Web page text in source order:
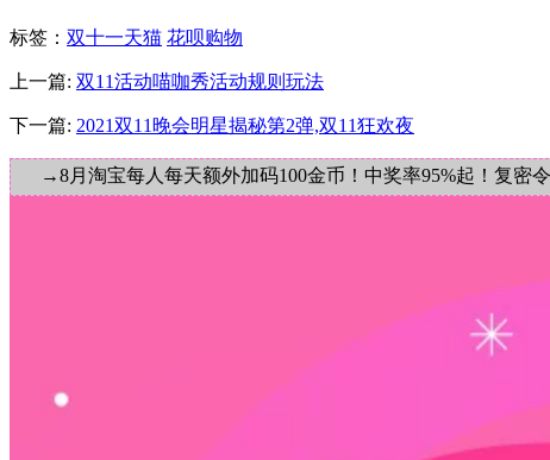
标签 ： 双十一天猫 花呗购物
上一篇: 双11活动喵咖秀活动规则玩法
下一篇: 2021双11晚会明星揭秘第2弹,双11狂欢夜
→8月淘宝每人每天额外加码100金币！中奖率95%起！复密令